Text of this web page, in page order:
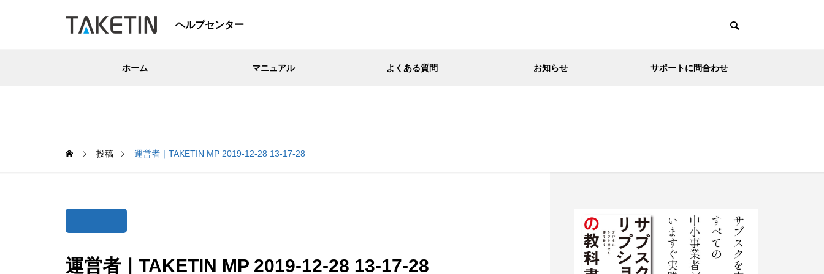
ヘルプセンター
ホーム マニュアル よくある質問 お知らせ サポートに問合わせ
投稿 運営者｜TAKETIN MP 2019-12-28 13-17-28
運営者｜TAKETIN MP 2019-12-28 13-17-28